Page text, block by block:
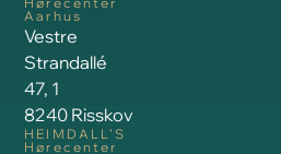
Aarhus
Vestre
Strandallé
47, 1
8240 Risskov
HEIMDALL’S
Hørecenter